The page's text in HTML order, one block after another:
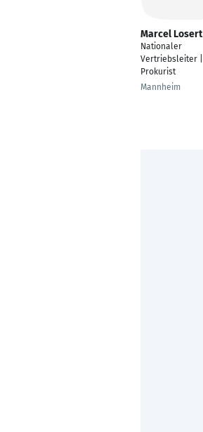
Marcel Losert
Nationaler
Vertriebsleiter |
Prokurist
Mannheim